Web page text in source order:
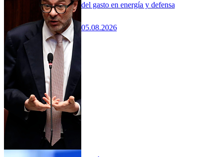
del gasto en energía y defensa
05.08.2026